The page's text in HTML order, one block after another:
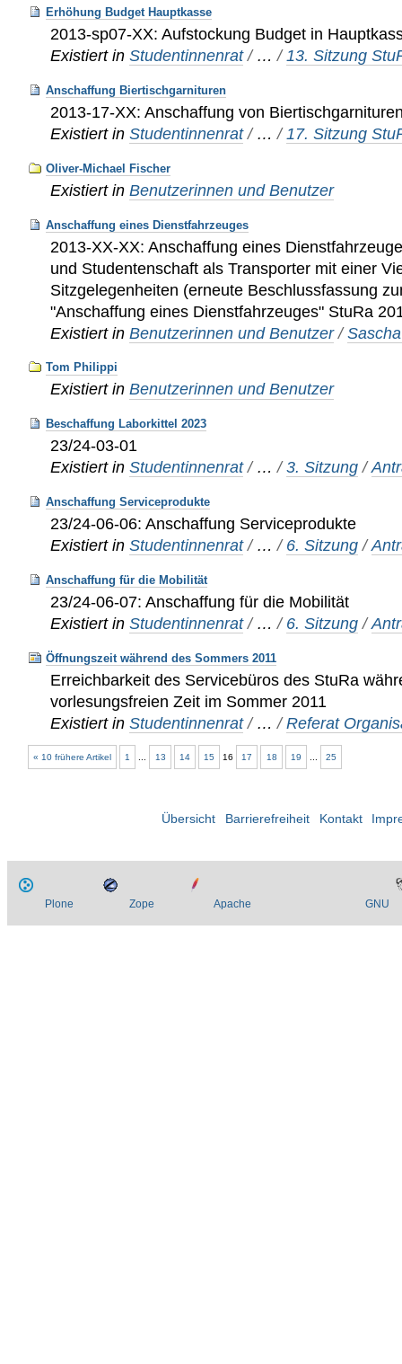
Erhöhung Budget Hauptkasse
2013-sp07-XX: Aufstockung Budget in
Existiert in Studentinnenrat / …/13. Sitzung
Anschaffung Biertischgarnituren
2013-17-XX: Anschaffung von
Existiert in Studentinnenrat / …/17. Sitzung
Oliver-Michael Fischer
Existiert in Benutzerinnen und Benutzer
Anschaffung eines Dienstfahrzeuges
2013-XX-XX: Anschaffung eines
und Studentenschaft als Transporter mit einer
Sitzgelegenheiten (erneute Beschlussfassung
"Anschaffung eines Dienstfahrzeuges" StuRa
Existiert in Benutzerinnen und Benutzer /
Tom Philippi
Existiert in Benutzerinnen und Benutzer
Beschaffung Laborkittel 2023
23/24-03-01
Existiert in Studentinnenrat / …/3. Sitzung /
Anschaffung Serviceprodukte
23/24-06-06: Anschaffung Serviceprodukte
Existiert in Studentinnenrat / …/ 6. Sitzung /
Anschaffung für die Mobilität
23/24-06-07: Anschaffung für die Mobilität
Existiert in Studentinnenrat / …/ 6. Sitzung /
Öffnungszeit während des Sommers 2011
Erreichbarkeit des Servicebüros des StuRa
vorlesungsfreien Zeit im Sommer 2011
Existiert in Studentinnenrat / …/Referat
« 10 frühere Artikel 1 13 14 15 16 17 18 19 25
Übersicht Barrierefreiheit Kontakt
Plone Zope Apache GNU